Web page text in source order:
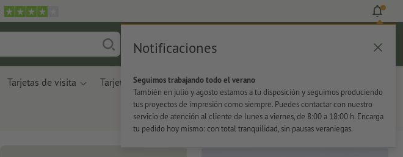
Notificaciones
Seguimos trabajando todo el verano
También en julio y agosto estamos a tu disposición y seguimos produciendo
tus proyectos de impresión como siempre. Puedes contactar con nuestro
servicio de atención al cliente de lunes a viernes, de 8:00 a 18:00 h. Encarga
tu pedido hoy mismo: con total tranquilidad, sin pausas veraniegas.
Cesta
Tarjetas de visita Tarjetas Oficina Adhesivos